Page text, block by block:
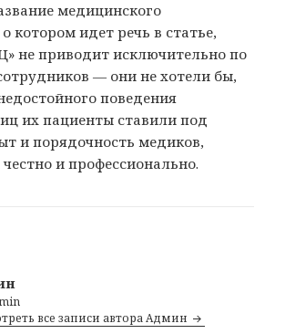
медицинского
котором идет речь в статье,
не приводит исключительно по
— они не хотели бы,
поведения
их пациенты ставили под
и порядочность медиков,
и профессионально.
все записи автора Админ